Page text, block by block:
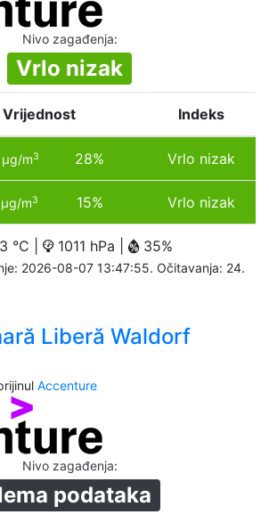
Nivo zagađenja:
Vrlo nizak
Vrijednost Indeks
µg/m3 28% Vrlo nizak
m3 15% Vrlo nizak
°C | 1011 hPa | 35%
2026-08-07 13:47:55. Očitavanja: 24.
Liberă Waldorf
Accenture
Nivo zagađenja:
podataka